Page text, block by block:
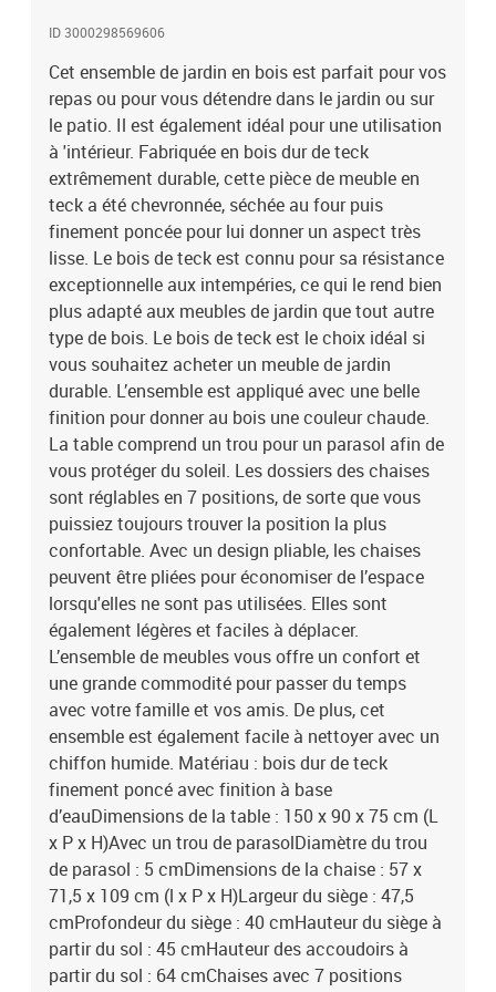
chaises peuvent être pliées pour économiser de l’espace
lorsqu'elles ne sont pas utilisées. Elles sont également légères et
faciles à déplacer. L’ensemble de meubles vous offre un confort et
une grande commodité pour passer du temps avec votre famille et
vos amis. De plus, cet ensemble est également facile à nettoyer
avec un chiffon humide. Matériau : bois dur de teck finement
poncé avec finition à base d’eauDimensions de la table : 150 x 90 x
75 cm (L x P x H)Avec un trou de parasolDiamètre du trou de
parasol : 5 cmDimensions de la chaise : 57 x 71,5 x 109 cm (l x P x
H)Largeur du siège : 47,5 cmProfondeur du siège : 40 cmHauteur
du siège à partir du sol : 45 cmHauteur des accoudoirs à partir du
sol : 64 cmChaises avec 7 positions inclinablesChaises pliables
pour un rangement et un transport facileL'assemblage est
requisLa livraison contient :1 x table4 x chaise
ID 3000298569606
Cet ensemble de jardin en bois est parfait pour vos
repas ou pour vous détendre dans le jardin ou sur
le patio. Il est également idéal pour une utilisation
à 'intérieur. Fabriquée en bois dur de teck
extrêmement durable, cette pièce de meuble en
teck a été chevronnée, séchée au four puis
finement poncée pour lui donner un aspect très
lisse. Le bois de teck est connu pour sa résistance
exceptionnelle aux intempéries, ce qui le rend bien
plus adapté aux meubles de jardin que tout autre
type de bois. Le bois de teck est le choix idéal si
vous souhaitez acheter un meuble de jardin
durable. L’ensemble est appliqué avec une belle
finition pour donner au bois une couleur chaude.
La table comprend un trou pour un parasol afin de
vous protéger du soleil. Les dossiers des chaises
sont réglables en 7 positions, de sorte que vous
puissiez toujours trouver la position la plus
confortable. Avec un design pliable, les chaises
peuvent être pliées pour économiser de l’espace
lorsqu'elles ne sont pas utilisées. Elles sont
également légères et faciles à déplacer.
L’ensemble de meubles vous offre un confort et
une grande commodité pour passer du temps
avec votre famille et vos amis. De plus, cet
ensemble est également facile à nettoyer avec un
chiffon humide. Matériau : bois dur de teck
finement poncé avec finition à base
d’eauDimensions de la table : 150 x 90 x 75 cm (L
x P x H)Avec un trou de parasolDiamètre du trou
de parasol : 5 cmDimensions de la chaise : 57 x
71,5 x 109 cm (l x P x H)Largeur du siège : 47,5
cmProfondeur du siège : 40 cmHauteur du siège à
partir du sol : 45 cmHauteur des accoudoirs à
partir du sol : 64 cmChaises avec 7 positions